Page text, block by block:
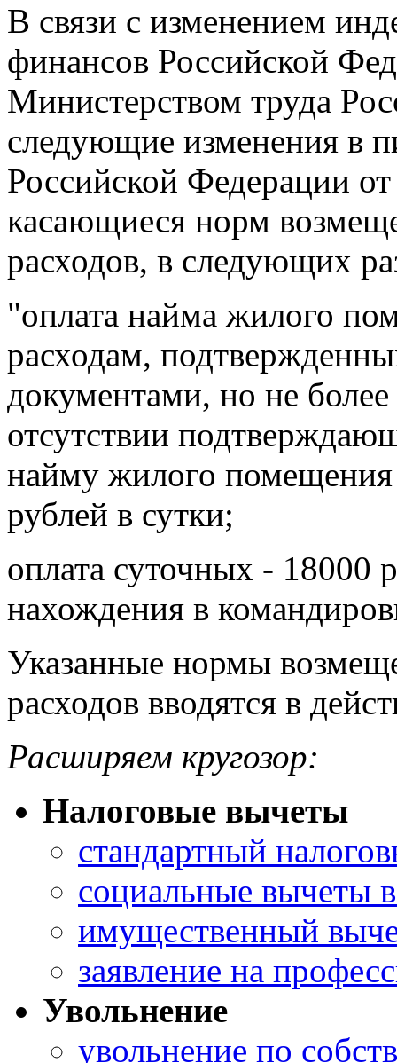
В связи с изменением
финансов Российской
Министерством труда
следующие изменения в
Российской Федерации
касающиеся норм
расходов, в следующих
"оплата найма жилого
расходам,
документами, но не
отсутствии
найму жилого помещения
рублей в сутки;
оплата суточных - 18000
нахождения в
Указанные нормы
расходов вводятся в
Расширяем кругозор:
Налоговые вычеты
стандартный
социальные вычеты
имущественный
заявление на
Увольнение
увольнение по